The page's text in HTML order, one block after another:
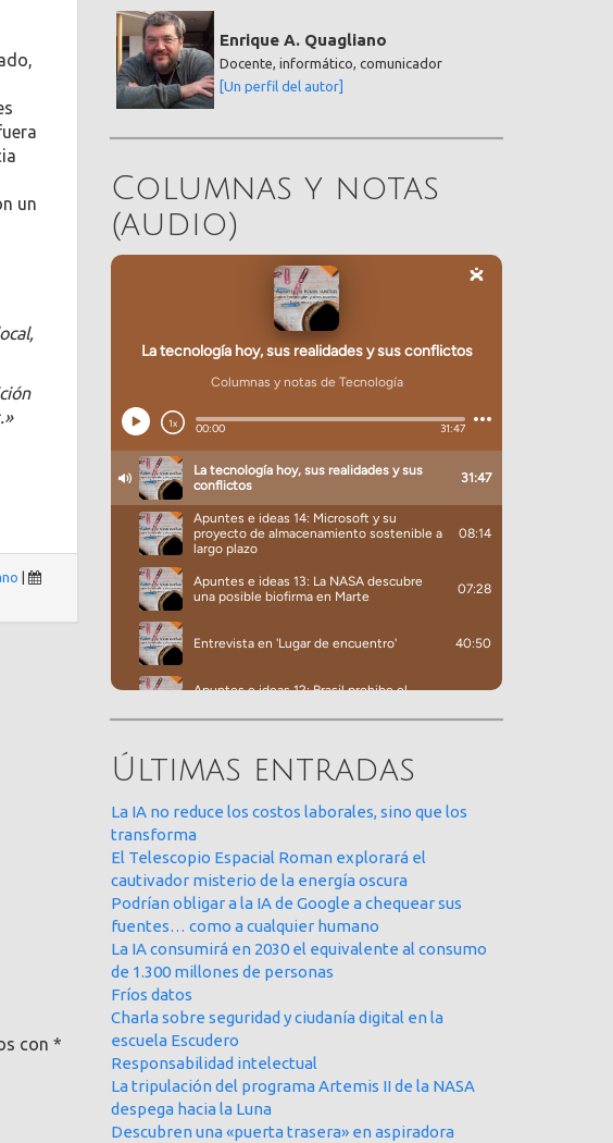
un
|
con *
Enrique A. Quagliano
Docente, informático, comunicador
[Un perfil del autor]
Columnas y notas
(audio)
Últimas entradas
La IA no reduce los costos laborales, sino que los
transforma
El Telescopio Espacial Roman explorará el
cautivador misterio de la energía oscura
Podrían obligar a la IA de Google a chequear sus
fuentes… como a cualquier humano
La IA consumirá en 2030 el equivalente al consumo
de 1.300 millones de personas
Fríos datos
Charla sobre seguridad y ciudanía digital en la
escuela Escudero
Responsabilidad intelectual
La tripulación del programa Artemis II de la NASA
despega hacia la Luna
Descubren una «puerta trasera» en aspiradora